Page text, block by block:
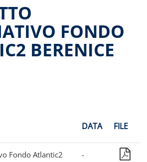
e Resoconti intermedi
FONDO
BERENICE
DATA FILE
Fondo Atlantic2
-